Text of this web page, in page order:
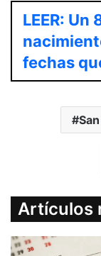
LEER:
fechas
Artículos